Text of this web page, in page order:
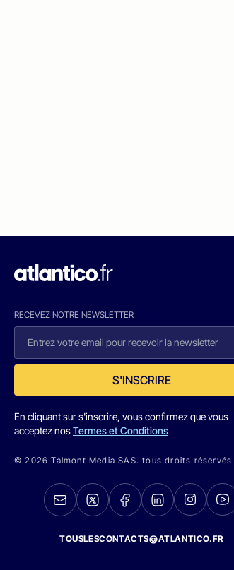
RECEVEZ NOTRE NEWSLETTER
S'INSCRIRE
En cliquant sur s'inscrire, vous confirmez que vous
acceptez nosTermes et Conditions
© 2026 Talmont Media SAS. tous droits réservés.
TOUSLESCONTACTS@ATLANTICO.FR